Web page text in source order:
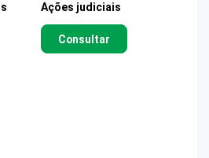
Ações judiciais
Consultar